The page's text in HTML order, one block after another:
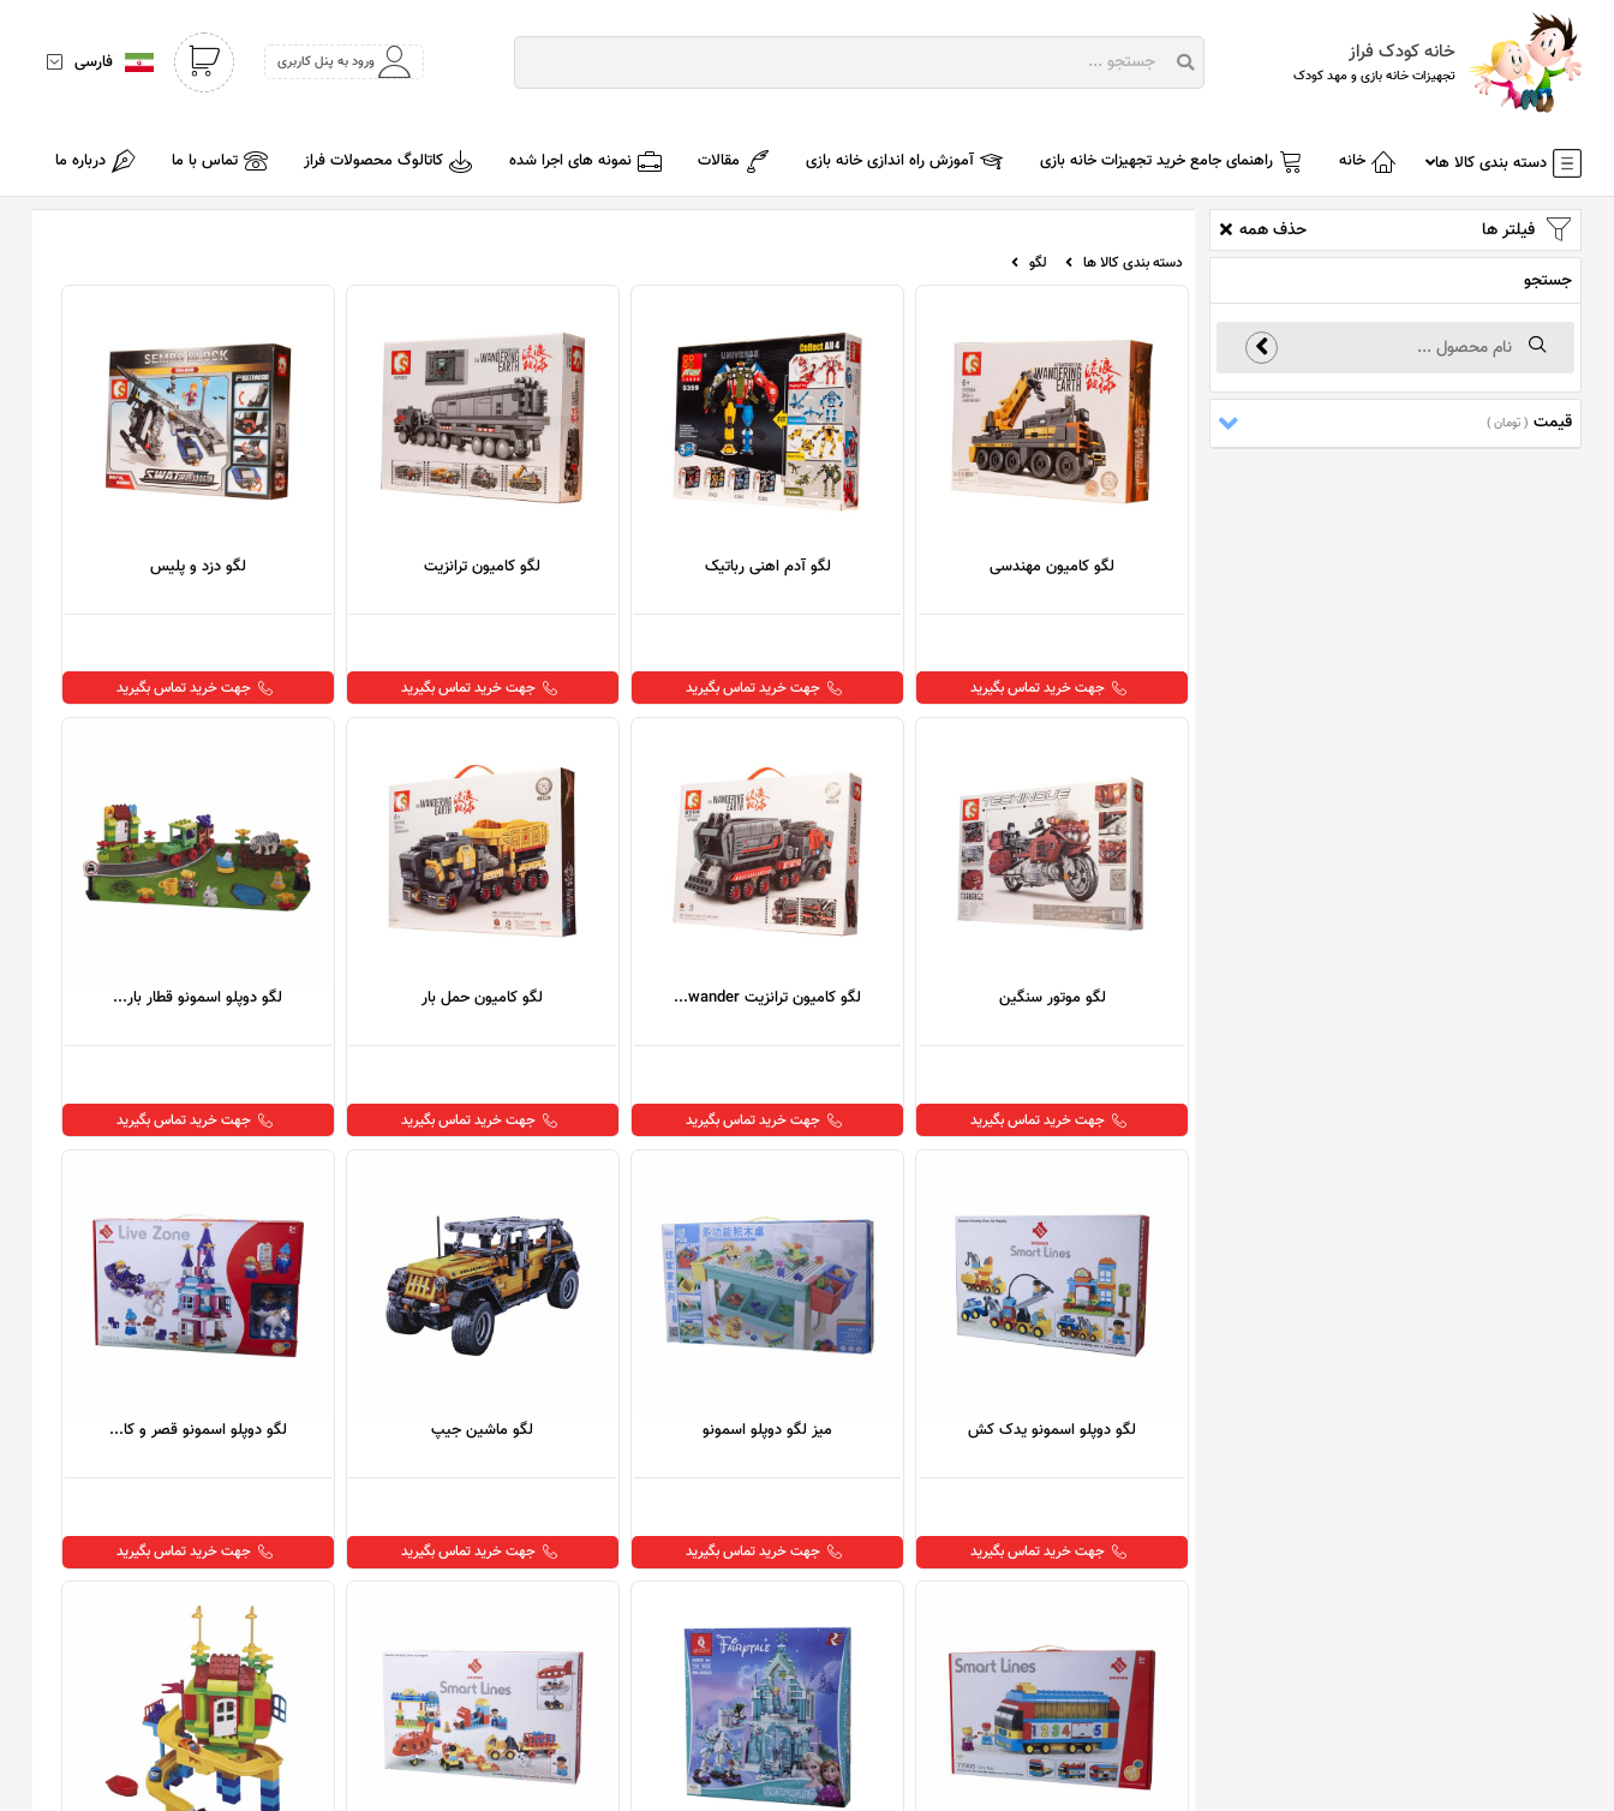
خانه کودک فراز
تجهیزات خانه بازی و مهد کودک
فارسی ورود به پنل کاربری
دسته بندی کالا ها خانه راهنمای جامع خرید تجهیزات خانه بازی آموزش راه اندازی خانه بازی مقالات نمونه های اجرا شده کاتالوگ محصولات فراز تماس با ما درباره ما
فیلتر ها
حذف همه
جستجو
قیمت ( تومان )
دسته بندی کالا ها لگو
لگو کامیون مهندسی
جهت خرید تماس بگیرید
لگو آدم اهنی رباتیک
جهت خرید تماس بگیرید
لگو کامیون ترانزیت
جهت خرید تماس بگیرید
لگو دزد و پلیس
جهت خرید تماس بگیرید
لگو موتور سنگین
جهت خرید تماس بگیرید
لگو کامیون ترانزیت wander...
جهت خرید تماس بگیرید
لگو کامیون حمل بار
جهت خرید تماس بگیرید
لگو دوپلو اسمونو قطار بار...
جهت خرید تماس بگیرید
لگو دوپلو اسمونو یدک کش
جهت خرید تماس بگیرید
میز لگو دوپلو اسمونو
جهت خرید تماس بگیرید
لگو ماشین جیپ
جهت خرید تماس بگیرید
لگو دوپلو اسمونو قصر و کا...
جهت خرید تماس بگیرید